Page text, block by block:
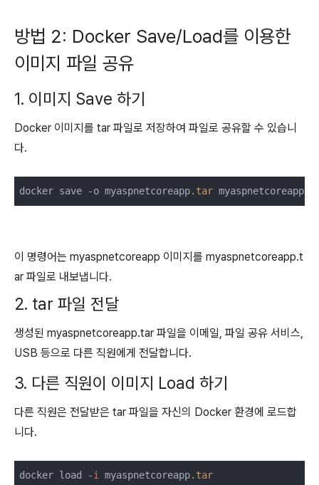
방법 2: Docker Save/Load를 이용한
이미지 파일 공유
1. 이미지 Save 하기
Docker 이미지를 tar 파일로 저장하여 파일로 공유할 수 있습니
다.
docker save -o myaspnetcoreapp.tar
이 명령어는 myaspnetcoreapp 이미지를 myaspnetcoreapp.t
ar 파일로 내보냅니다.
2. tar 파일 전달
생성된 myaspnetcoreapp.tar 파일을 이메일, 파일 공유 서비스,
USB 등으로 다른 직원에게 전달합니다.
3. 다른 직원이 이미지 Load 하기
다른 직원은 전달받은 tar 파일을 자신의 Docker 환경에 로드합
니다.
docker load -i myaspnetcoreapp.tar